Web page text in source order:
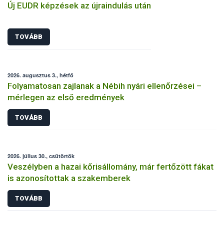
Új EUDR képzések az újraindulás után
TOVÁBB
2026. augusztus 3., hétfő
Folyamatosan zajlanak a Nébih nyári ellenőrzései –
mérlegen az első eredmények
TOVÁBB
2026. július 30., csütörtök
Veszélyben a hazai kőrisállomány, már fertőzött fákat
is azonosítottak a szakemberek
TOVÁBB